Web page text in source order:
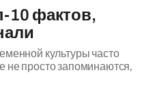
10 фактов,
культуры часто
не просто запоминаются,